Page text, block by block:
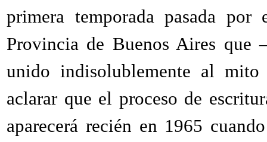
primera temporada pasada
Provincia de Buenos Aires
unido indisolublemente al
aclarar que el proceso de
aparecerá recién en 1965